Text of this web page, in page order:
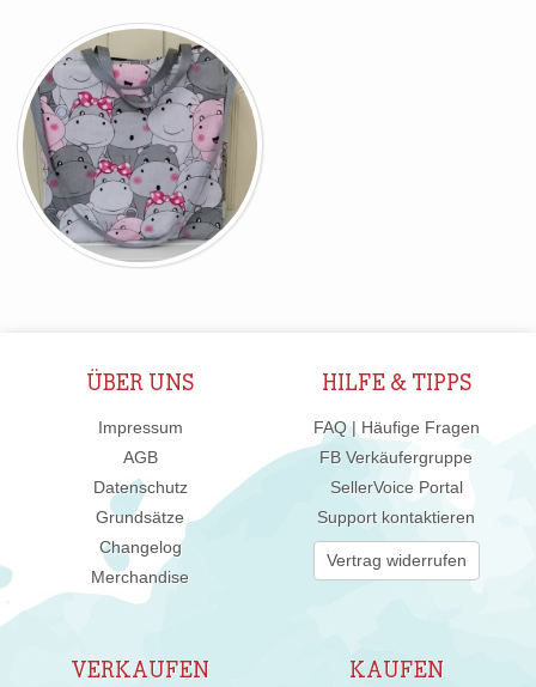
ÜBER UNS
Impressum
AGB
Datenschutz
Grundsätze
Changelog
Merchandise
HILFE & TIPPS
FAQ | Häufige Fragen
FB Verkäufergruppe
SellerVoice Portal
Support kontaktieren
Vertrag widerrufen
VERKAUFEN KAUFEN